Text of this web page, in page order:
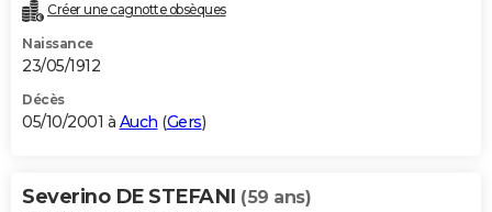
Créer une cagnotte obsèques
Naissance
23/05/1912
Décès
05/10/2001 à Auch (Gers)
Severino DE STEFANI (59 ans)